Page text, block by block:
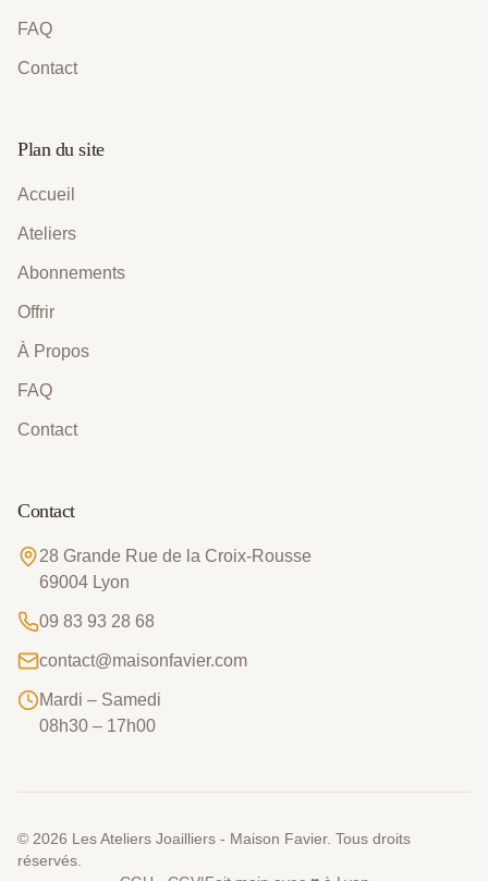
FAQ
Contact
Plan du site
Accueil
Ateliers
Abonnements
Offrir
À Propos
FAQ
Contact
Contact
28 Grande Rue de la Croix-Rousse
69004 Lyon
09 83 93 28 68
contact@maisonfavier.com
Mardi – Samedi
08h30 – 17h00
© 2026 Les Ateliers Joailliers - Maison Favier. Tous droits
réservés.